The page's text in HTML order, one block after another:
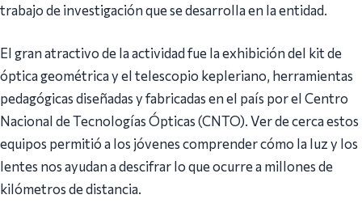
trabajo de investigación que se desarrolla en la entidad.
El gran atractivo de la actividad fue la exhibición del kit de
óptica geométrica y el telescopio kepleriano, herramientas
pedagógicas diseñadas y fabricadas en el país por el Centro
Nacional de Tecnologías Ópticas (CNTO). Ver de cerca estos
equipos permitió a los jóvenes comprender cómo la luz y los
lentes nos ayudan a descifrar lo que ocurre a millones de
kilómetros de distancia.